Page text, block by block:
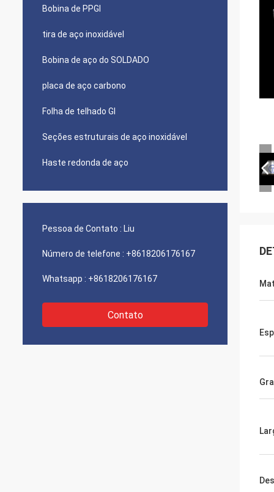
Bobina de PPGI
tira de aço inoxidável
Bobina de aço do SOLDADO
placa de aço carbono
Folha de telhado GI
Seções estruturais de aço inoxidável
Haste redonda de aço
Pessoa de Contato : Liu
Número de telefone : +8618206176167
Whatsapp : +8618206176167
Contato